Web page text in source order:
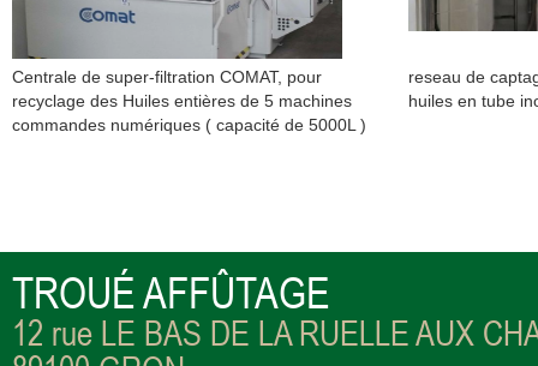
Centrale de super-filtration COMAT, pour
recyclage des Huiles entières de 5 machines
commandes numériques ( capacité de 5000L )
reseau de
huiles en tube
TROUÉ AFFÛTAGE
12 rue LE BAS DE LA RUELLE AUX